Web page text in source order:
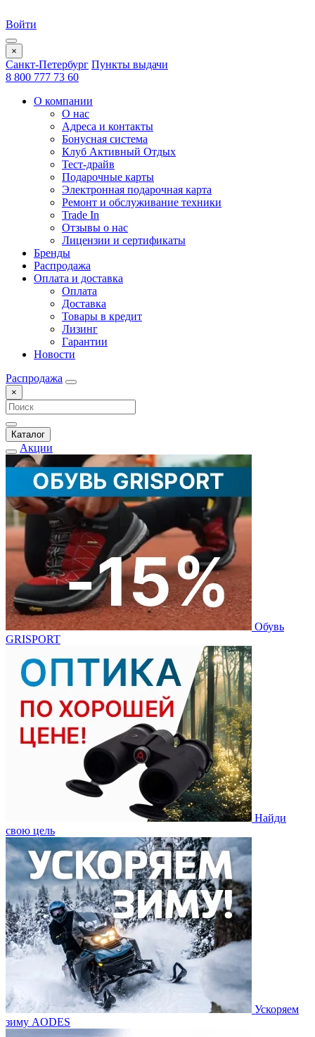
Войти
×
Санкт-Петербург Пункты выдачи
8 800 777 73 60
О компании
О нас
Адреса и контакты
Бонусная система
Клуб Активный Отдых
Тест-драйв
Подарочные карты
Электронная подарочная карта
Ремонт и обслуживание техники
Trade In
Отзывы о нас
Лицензии и сертификаты
Бренды
Распродажа
Оплата и доставка
Оплата
Доставка
Товары в кредит
Лизинг
Гарантии
Новости
Распродажа
×
Каталог
Акции
Обувь
GRISPORT
Найди
свою цель
Ускоряем
зиму AODES